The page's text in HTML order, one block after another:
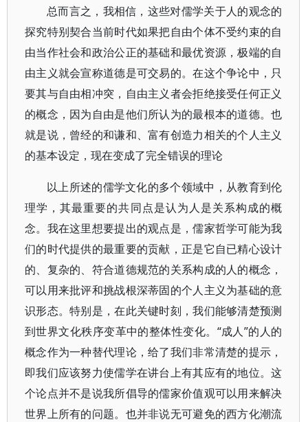
总而言之，我相信，这些对儒学关于人的观念的
探究特别契合当前时代如果把自由个体不受约束的自
由当作社会和政治公正的基础和最优资源，极端的自
由主义就会宣称道德是可交易的。在这个争论中，只
要其与自由相冲突，自由主义者会拒绝接受任何正义
的概念，因为自由是他们所认为的最根本的道德。也
就是说，曾经的和谦和、富有创造力相关的个人主义
的基本设定，现在变成了完全错误的理论
以上所述的儒学文化的多个领域中，从教育到伦
理学，其最重要的共同点是认为人是关系构成的概
念。我在这里想要提出的观点是，儒家哲学可能为我
们的时代提供的最重要的贡献，正是它自已精心设计
的、复杂的、符合道德规范的关系构成的人的概念，
可以用来批评和挑战根深蒂固的个人主义为基础的意
识形态。特别是，在此关键时刻，我们能够清楚预测
到世界文化秩序变革中的整体性变化。“成人”的人的
概念作为一种替代理论，给了我们非常清楚的提示，
即我们应该努力使儒学在讲台上有其应有的地位。这
个论点并不是说我所倡导的儒家价值观可以用来解决
世界上所有的问题。也并非说无可避免的西方化潮流